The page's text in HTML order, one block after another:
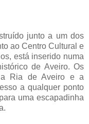
junto a um dos
ao Centro Cultural e
está inserido numa
de Aveiro. Os
a Ria de Aveiro e a
a qualquer ponto
uma escapadinha